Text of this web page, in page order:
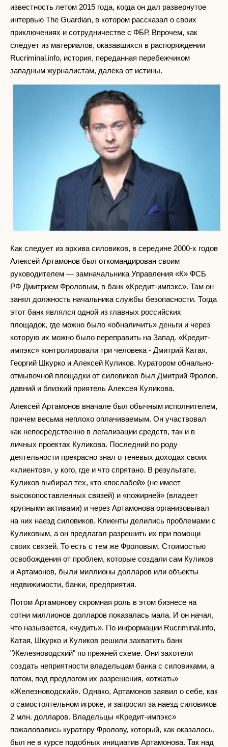
известность летом 2015 года, когда он дал развернутое
интервью The Guardian, в котором рассказал о своих
приключениях и сотрудничестве с ФБР. Впрочем, как
следует из материалов, оказавшихся в распоряждении
Rucriminal.info, история, переданная перебежчиком
западным журналистам, далека от истины.
Как следует из архива силовиков, в середине 2000-х годов
Алексей Артамонов был откомандирован своим
руководителем — замначальника Управления «К» ФСБ
РФ Дмитрием Фроловым, в банк «Кредит-импэкс». Там он
занял должность начальника службы безопасности. Тогда
этот банк являлся одной из главных российских
площадок, где можно было «обналичить» деньги и через
которую их можно было переправить на Запад. «Кредит-
импэкс» контролировали три человека - Дмитрий Катая,
Георгий Шкурко и Алексей Куликов. Куратором обнально-
отмывочной площадки от силовиков был Дмитрий Фролов,
давний и близкий приятель Алексея Куликова.
Алексей Артамонов вначале был обычным исполнителем,
причем весьма неплохо оплачиваемым. Он участвовал
как непосредственно в легализации средств, так и в
личных проектах Куликова. Последний по роду
деятельности прекрасно знал о теневых доходах своих
«клиентов», у кого, где и что спрятано. В результате,
Куликов выбирал тех, кто «послабей» (не имеет
высокопоставленных связей) и «пожирней» (владеет
крупными активами) и через Артамонова организовывал
на них наезд силовиков. Клиенты делились проблемами с
Куликовым, а он предлагал разрешить их при помощи
своих связей. То есть с тем же Фроловым. Стоимостью
освобождения от проблем, которые создали сам Куликов
и Артамонов, были миллионы долларов или объекты
недвижимости, банки, предприятия.
Потом Артамонову скромная роль в этом бизнесе на
сотни миллионов долларов показалась мала. И он начал,
что называется, «чудить». По информации Rucriminal.info,
Катая, Шкурко и Куликов решили захватить банк
"Железноводский" по прежней схеме. Они захотели
создать неприятности владельцам банка с силовиками, а
потом, под предлогом их разрешения, «отжать»
«Железноводский». Однако, Артамонов заявил о себе, как
о самостоятельном игроке, и запросил за наезд силовиков
2 млн. долларов. Владельцы «Кредит-импэкс»
пожаловались куратору Фролову, который, как оказалось,
был не в курсе подобных инициатив Артамонова. Так над